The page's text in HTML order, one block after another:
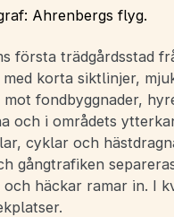
Ahrenbergs flyg.
första trädgårdsstad
korta siktlinjer,
fondbyggnader,
och i områdets
cyklar och
gångtrafiken
häckar ramar in. I